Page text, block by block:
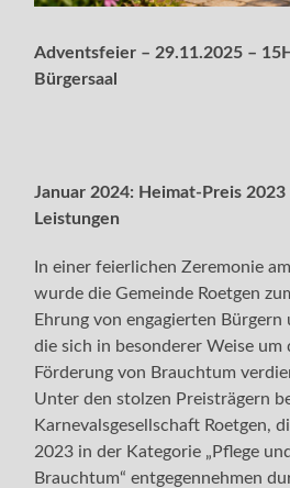
Adventsfeier – 29.11.2025 –
Bürgersaal
Januar 2024: Heimat-Preis
Leistungen
In einer feierlichen Zeremonie
wurde die Gemeinde Roetgen
Ehrung von engagierten
die sich in besonderer Weise um
Förderung von Brauchtum
Unter den stolzen Preisträgern
Karnevalsgesellschaft Roetgen,
2023 in der Kategorie „Pflege
Brauchtum“ entgegennehmen